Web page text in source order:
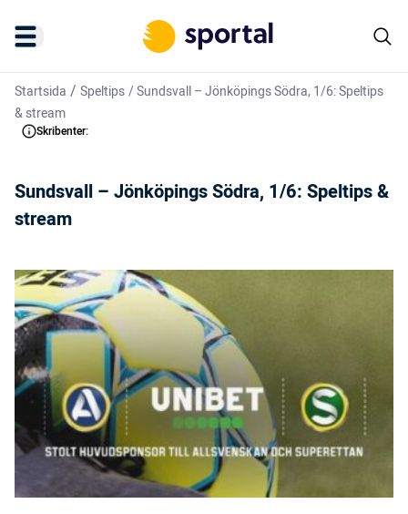
Startsida / Speltips/Sundsvall – Jönköpings Södra, 1/6: Speltips
& stream
Skribenter:
Sundsvall – Jönköpings Södra, 1/6: Speltips &
stream